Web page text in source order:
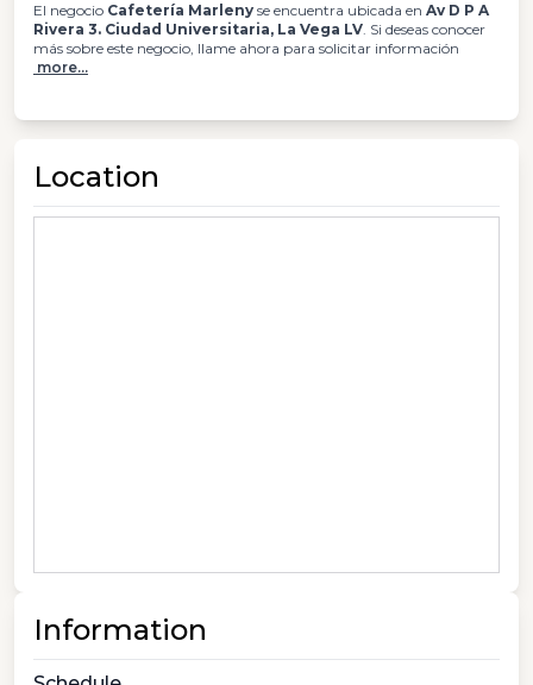
El negocio Cafetería Marleny se encuentra ubicada en Av D P A
Rivera 3. Ciudad Universitaria, La Vega LV. Si deseas conocer
más sobre este negocio, llame ahora para solicitar información
more...
Location
Information